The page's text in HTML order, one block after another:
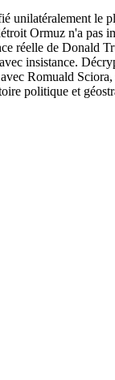
unilatéralement le
Ormuz n'a pas
réelle de Donald
insistance.
Romuald
politique et